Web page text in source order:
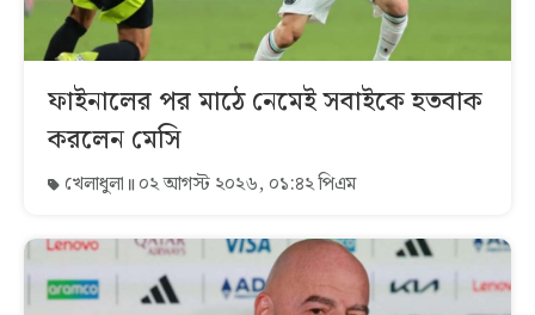
ফাইনালের পর মাঠে নেমেই সবাইকে হতবাক
করলেন মেসি
খেলাধুলা ০২ আগস্ট ২০২৬, ০১:৪২ পিএম